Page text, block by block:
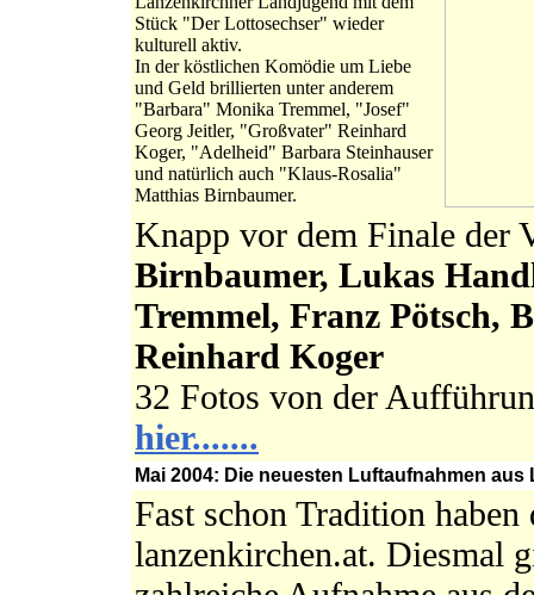
Stück "Der Lottosechser" wieder
kulturell aktiv.
In der köstlichen Komödie um Liebe
und Geld brillierten unter anderem
"Barbara" Monika Tremmel, "Josef"
Georg Jeitler, "Großvater" Reinhard
Koger, "Adelheid" Barbara Steinhauser
und natürlich auch "Klaus-Rosalia"
Matthias Birnbaumer.
Knapp vor dem Finale der
Birnbaumer, Lukas
Tremmel, Franz Pötsch,
Reinhard Koger
32 Fotos von der
hier.......
Mai 2004: Die neuesten Luftaufnahmen
Fast schon Tradition
lanzenkirchen.at. Diesmal